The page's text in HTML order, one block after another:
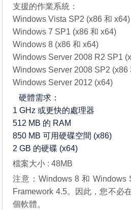
支援的作業系統：
Windows Vista SP2 (x86 和 x64)
Windows 7 SP1 (x86 和 x64)
Windows 8 (x86 和 x64)
Windows Server 2008 R2 SP1
Windows Server 2008 SP2 (x86
Windows Server 2012 (x64)
硬體需求：
1 GHz 或更快的處理器
512 MB 的 RAM
850 MB 可用硬碟空間 (x86)
2 GB 的硬碟 (x64)
檔案大小 : 48MB
注意：Windows 8 和 Windows
Framework 4.5。因此，您不必
個軟體。